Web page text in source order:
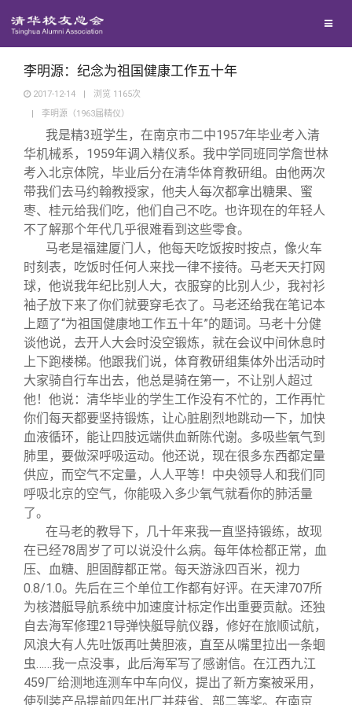
西南联大校友会
义工计划
新媒体平台
青春风采
校友讲坛
校友视界
校友服务
终身学习
信息化服务
三创大赛
实用信息
校友总会
总会简介
会长致辞
总会章程
理事会名单
制度法规
联系我们
关闭
李明源：纪念为祖国健康工作五十年
2017-12-14 | 浏览 1165次
|
李明源（1963届精仪）
我是精3班学生，在南京市二中1957年毕业考入清
华机械系，1959年调入精仪系。我中学同班同学詹世林
考入北京体院，毕业后分在清华体育教研组。由他两次
带我们去马约翰教授家，他夫人每次都拿出糖果、蜜
枣、桂元给我们吃，他们自己不吃。也许现在的年轻人
不了解那个年代几乎很难看到这些零食。
马老是福建厦门人，他每天吃饭按时按点，像火车
时刻表，吃饭时任何人来找一律不接待。马老天天打网
球，他说我年纪比别人大，衣服穿的比别人少，我衬衫
袖子放下来了你们就要穿毛衣了。马老还给我在笔记本
上题了“为祖国健康地工作五十年”的题词。马老十分健
谈他说，去开人大会时没空锻炼，就在会议中间休息时
上下跑楼梯。他跟我们说，体育教研组集体外出活动时
大家骑自行车出去，他总是骑在第一，不让别人超过
他！他说：清华毕业的学生工作没有不忙的，工作再忙
你们每天都要坚持锻炼，让心脏剧烈地跳动一下，加快
血液循环，能让四肢远端供血新陈代谢。多吸些氧气到
肺里，要做深呼吸运动。他还说，现在很多东西都定量
供应，而空气不定量，人人平等！中央领导人和我们同
呼吸北京的空气，你能吸入多少氧气就看你的肺活量
了。
在马老的教导下，几十年来我一直坚持锻练，故现
在已经78周岁了可以说没什么病。每年体检都正常，血
压、血糖、胆固醇都正常。每天游泳四百米，视力
0.8/1.0。先后在三个单位工作都有好评。在天津707所
为核潜艇导航系统中加速度计标定作出重要贡献。还独
自去海军修理21导弹快艇导航仪器，修好在旅顺试航，
风浪大有人先吐饭再吐黄胆液，直至从嘴里拉出一条蛔
虫……我一点没事，此后海军写了感谢信。在江西九江
459厂给测地连测车中车向仪，提出了新方案被采用，
使列装产品提前四年出厂并获省、部二等奖。在南京